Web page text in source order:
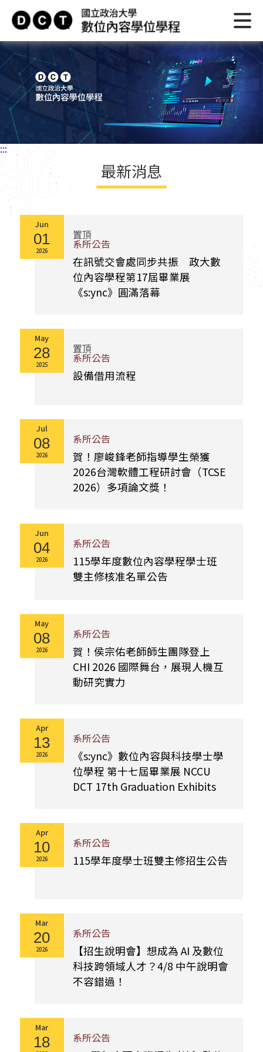
:::
最新消息
Jun
01
2026
置頂
系所公告
在訊號交會處同步共振 政大數
位內容學程第17屆畢業展
《s:ync》圓滿落幕
May
28
2025
置頂
系所公告
設備借用流程
Jul
08
2026
系所公告
賀！廖峻鋒老師指導學生榮獲
2026台灣軟體工程研討會（TCSE
2026）多項論文獎！
Jun
04
2026
系所公告
115學年度數位內容學程學士班
雙主修核准名單公告
May
08
2026
系所公告
賀！侯宗佑老師師生團隊登上
CHI 2026 國際舞台，展現人機互
動研究實力
Apr
13
2026
系所公告
《s:ync》數位內容與科技學士學
位學程 第十七屆畢業展 NCCU
DCT 17th Graduation Exhibits
Apr
10
2026
系所公告
115學年度學士班雙主修招生公告
Mar
20
2026
系所公告
【招生說明會】想成為 AI 及數位
科技跨領域人才？4/8 中午說明會
不容錯過！
Mar
18 系所公告